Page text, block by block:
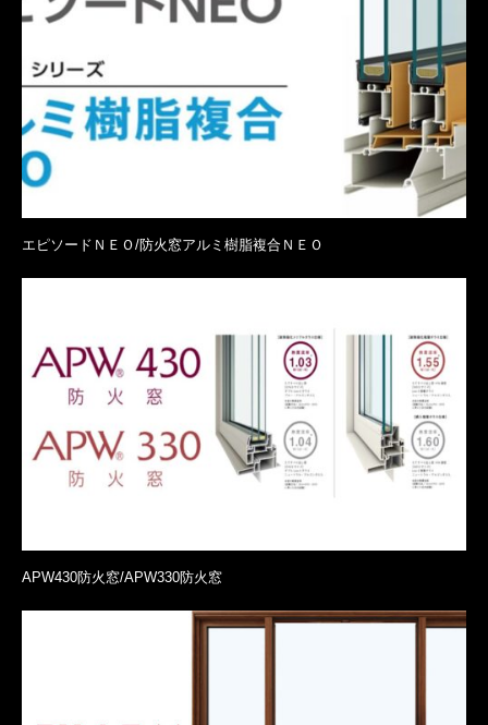
エピソードＮＥＯ/防火窓アルミ樹脂複合ＮＥＯ
APW430防火窓/APW330防火窓